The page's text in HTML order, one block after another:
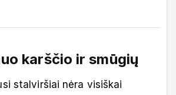
karščio ir smūgių
stalviršiai nėra visiškai